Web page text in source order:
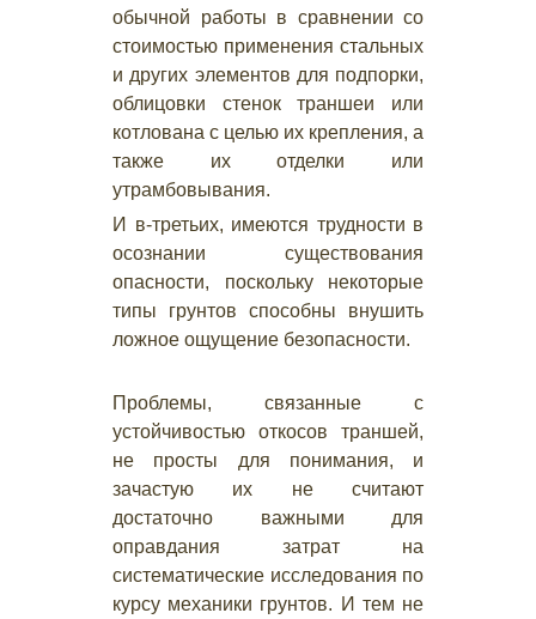
обычной работы в сравнении со
стоимостью применения стальных
и других элементов для подпорки,
облицовки стенок траншеи или
котлована с целью их крепления, а
также их отделки или
утрамбовывания.
И в-третьих, имеются трудности в
осознании существования
опасности, поскольку некоторые
типы грунтов способны внушить
ложное ощущение безопасности.
Проблемы, связанные с
устойчивостью откосов траншей,
не просты для понимания, и
зачастую их не считают
достаточно важными для
оправдания затрат на
систематические исследования по
курсу механики грунтов. И тем не